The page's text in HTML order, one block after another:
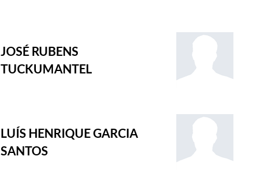
JOSÉ RUBENS
TUCKUMANTEL
LUÍS HENRIQUE GARCIA
SANTOS